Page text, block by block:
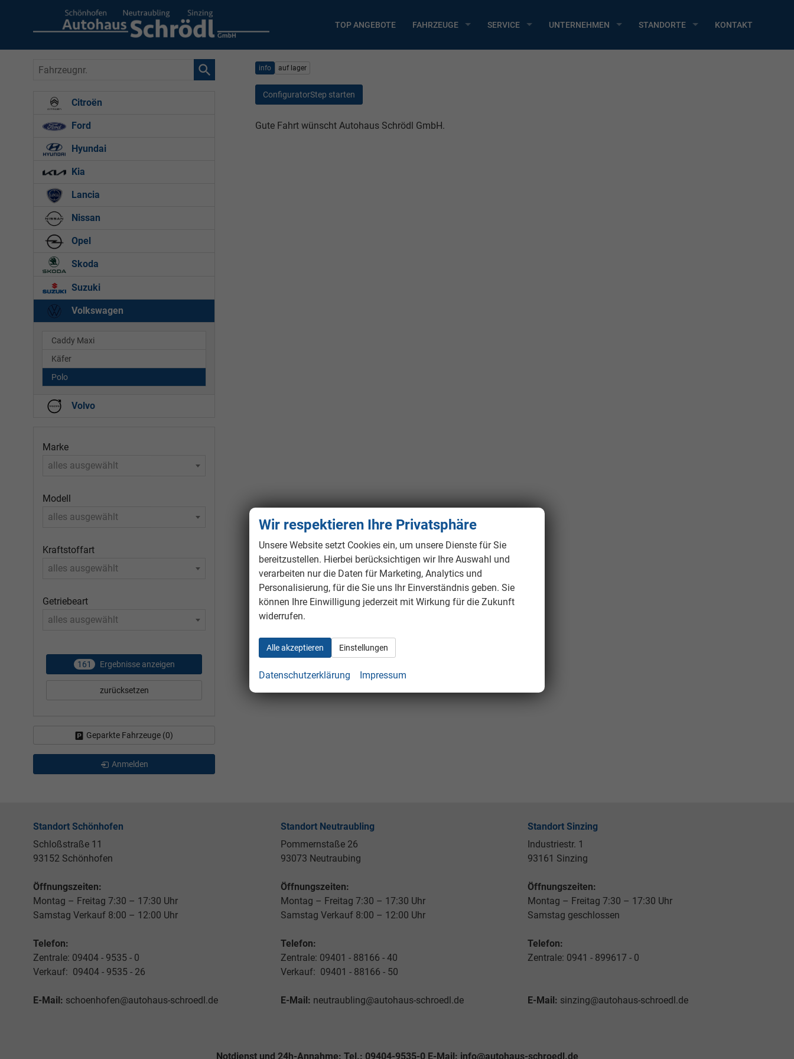
TOP ANGEBOTE FAHRZEUGE SERVICE UNTERNEHMEN STANDORTE KONTAKT
info auf lager
ConfiguratorStep starten
Gute Fahrt wünscht Autohaus Schrödl GmbH.
Fahrzeugnr.
Citroën
Ford
Hyundai
Kia
Lancia
Nissan
Opel
Skoda
Suzuki
Volkswagen
Caddy Maxi
Käfer
Polo
Volvo
Marke
alles ausgewählt
Modell
alles ausgewählt
Kraftstoffart
alles ausgewählt
Getriebeart
alles ausgewählt
161 Ergebnisse anzeigen
zurücksetzen
Geparkte Fahrzeuge (0)
Anmelden
Standort Schönhofen
Schloßstraße 11
93152 Schönhofen
Öffnungszeiten:
Montag – Freitag 7:30 – 17:30 Uhr
Samstag Verkauf 8:00 – 12:00 Uhr
Telefon:
Zentrale: 09404 - 9535 - 0
Verkauf: 09404 - 9535 - 26
E-Mail: schoenhofen@autohaus-schroedl.de
Standort Neutraubling
Pommernstaße 26
93073 Neutraubing
Öffnungszeiten:
Montag – Freitag 7:30 – 17:30 Uhr
Samstag Verkauf 8:00 – 12:00 Uhr
Telefon:
Zentrale: 09401 - 88166 - 40
Verkauf: 09401 - 88166 - 50
E-Mail: neutraubling@autohaus-schroedl.de
Standort Sinzing
Industriestr. 1
93161 Sinzing
Öffnungszeiten:
Montag – Freitag 7:30 – 17:30 Uhr
Samstag geschlossen
Telefon:
Zentrale: 0941 - 899617 - 0
E-Mail: sinzing@autohaus-schroedl.de
Notdienst und 24h-Annahme: Tel.: 09404-9535-0 E-Mail: info@autohaus-schroedl.de
Wir respektieren Ihre Privatsphäre
Unsere Website setzt Cookies ein, um unsere Dienste für Sie
bereitzustellen. Hierbei berücksichtigen wir Ihre Auswahl und
verarbeiten nur die Daten für Marketing, Analytics und
Personalisierung, für die Sie uns Ihr Einverständnis geben. Sie
können Ihre Einwilligung jederzeit mit Wirkung für die Zukunft
widerrufen.
Alle akzeptieren Einstellungen
Datenschutzerklärung Impressum